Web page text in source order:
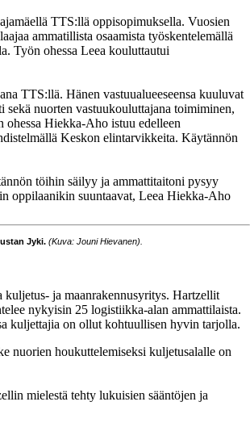
TTS:llä oppisopimuksella. Vuosien
ammatillista osaamista työskentelemällä
Työn ohessa Leea kouluttautui
TTS:llä. Hänen vastuualueeseensa kuuluvat
nuorten vastuukouluttajana toimiminen,
ohessa Hiekka-Aho istuu edelleen
Keskon elintarvikkeita. Käytännön
töihin säilyy ja ammattitaitoni pysyy
oppilaanikin suuntaavat, Leea Hiekka-Aho
Jyki. (Kuva: Jouni Hievanen).
ja maanrakennusyritys. Hartzellit
nykyisin 25 logistiikka-alan ammattilaista.
kuljettajia on ollut kohtuullisen hyvin tarjolla.
nuorien houkuttelemiseksi kuljetusalalle on
mielestä tehty lukuisien sääntöjen ja